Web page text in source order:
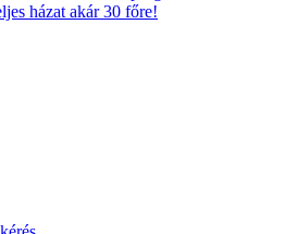
házat akár 30 főre!